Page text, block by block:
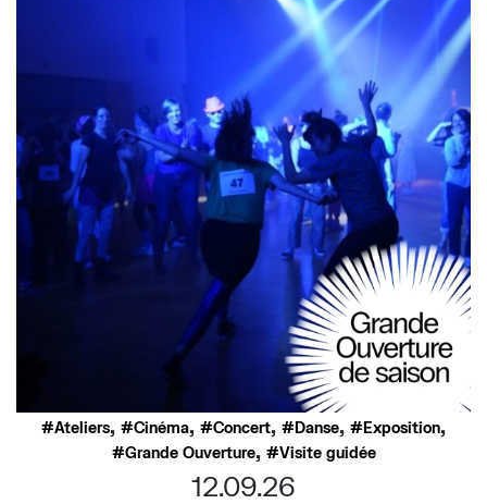
Ateliers, Cinéma, Concert, Danse, Exposition,
Grande Ouverture, Visite guidée
12.09.26